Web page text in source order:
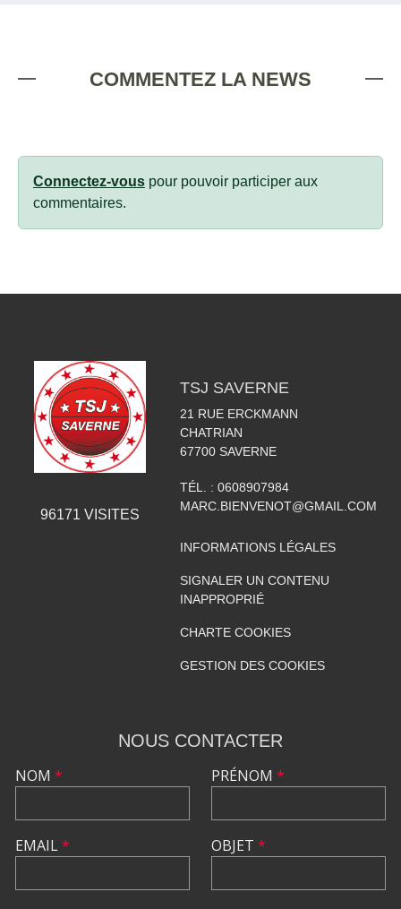
COMMENTEZ LA NEWS
Connectez-vous pour pouvoir participer aux
commentaires.
96171 VISITES
TSJ SAVERNE
21 RUE ERCKMANN
CHATRIAN
67700 SAVERNE
TÉL. : 0608907984
MARC.BIENVENOT@GMAIL.COM
INFORMATIONS LÉGALES
SIGNALER UN CONTENU
INAPPROPRIÉ
CHARTE COOKIES
GESTION DES COOKIES
NOUS CONTACTER
NOM *
EMAIL*
PRÉNOM *
OBJET *